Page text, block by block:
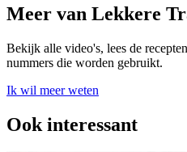
Meer van Lekkere
Bekijk alle video's, lees de
nummers die worden gebruikt.
Ik wil meer weten
Ook interessant